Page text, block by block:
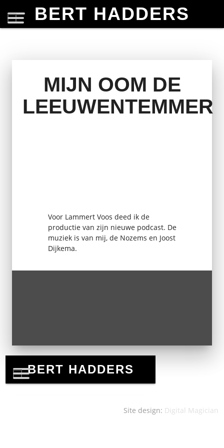
BERT HADDERS
MIJN OOM DE
LEEUWENTEMMER
Voor Lammert Voos deed ik de
productie van zijn nieuwe podcast. De
muziek is van mij, de Nozems en Joost
Dijkema.
Site design: Digital Magician